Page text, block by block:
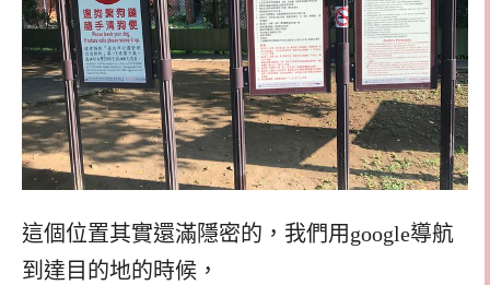
這個位置其實還滿隱密的，我們用google導航
到達目的地的時候，